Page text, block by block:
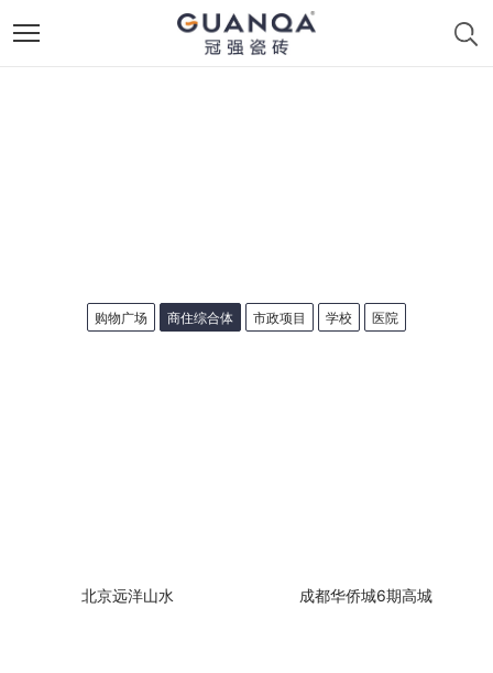
购物广场 商住综合体 市政项目 学校 医院
北京远洋山水 成都华侨城6期高城